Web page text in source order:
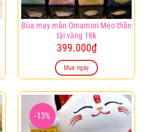
Bùa may mắn Omamori Mèo thần
tài vàng 18k
399.000₫
Mua ngay
-13%